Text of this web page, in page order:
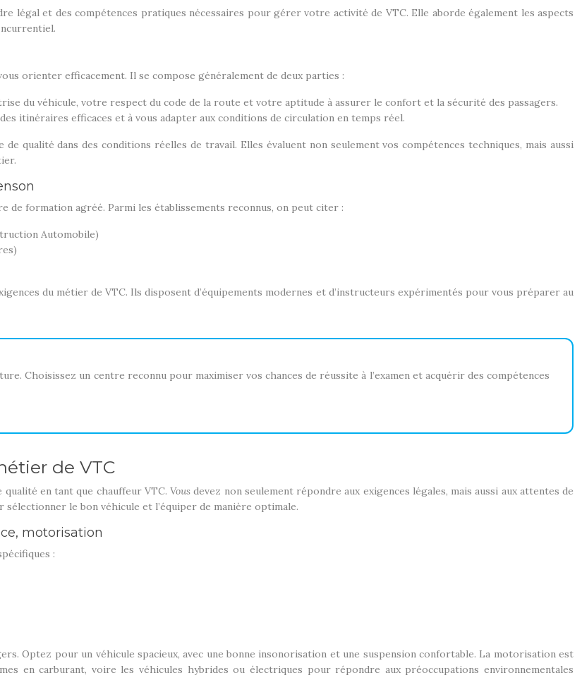
légal et des compétences pratiques nécessaires pour gérer votre activité de VTC. Elle aborde également les aspects
orienter efficacement. Il se compose généralement de deux parties :
du véhicule, votre respect du code de la route et votre aptitude à assurer le confort et la sécurité des passagers.
itinéraires efficaces et à vous adapter aux conditions de circulation en temps réel.
qualité dans des conditions réelles de travail. Elles évaluent non seulement vos compétences techniques, mais aussi
de formation agréé. Parmi les établissements reconnus, on peut citer :
Automobile)
du métier de VTC. Ils disposent d’équipements modernes et d’instructeurs expérimentés pour vous préparer au
Choisissez un centre reconnu pour maximiser vos chances de réussite à l’examen et acquérir des compétences
de VTC
en tant que chauffeur VTC. Vousdevez non seulement répondre aux exigences légales, mais aussi aux attentes de
le bon véhicule et l’équiper de manière optimale.
motorisation
:
Optez pour un véhicule spacieux, avec une bonne insonorisation et une suspension confortable. La motorisation est
en carburant, voire les véhicules hybrides ou électriques pour répondre aux préoccupations environnementales